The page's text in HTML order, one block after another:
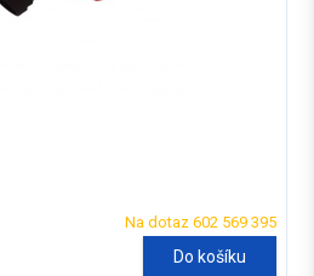
Na dotaz 602 569 395
Do košíku